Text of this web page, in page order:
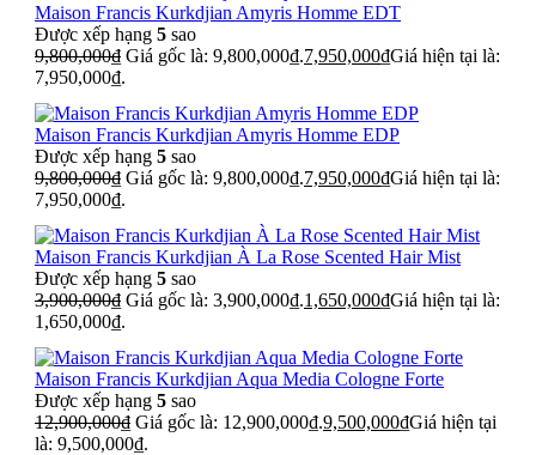
Maison Francis Kurkdjian Amyris Homme EDT
Được xếp hạng 5 sao
9,800,000₫ Giá gốc là: 9,800,000₫.7,950,000₫Giá hiện tại là:
7,950,000₫.
Maison Francis Kurkdjian Amyris Homme EDP
Được xếp hạng 5 sao
9,800,000₫ Giá gốc là: 9,800,000₫.7,950,000₫Giá hiện tại là:
7,950,000₫.
Maison Francis Kurkdjian À La Rose Scented Hair Mist
Được xếp hạng 5 sao
3,900,000₫ Giá gốc là: 3,900,000₫.1,650,000₫Giá hiện tại là:
1,650,000₫.
Maison Francis Kurkdjian Aqua Media Cologne Forte
Được xếp hạng 5 sao
12,900,000₫ Giá gốc là: 12,900,000₫.9,500,000₫Giá hiện tại
là: 9,500,000₫.